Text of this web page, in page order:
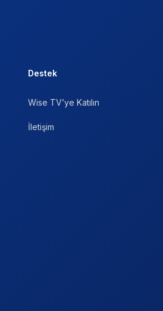
Destek
Wise TV’ye Katılın
İletişim